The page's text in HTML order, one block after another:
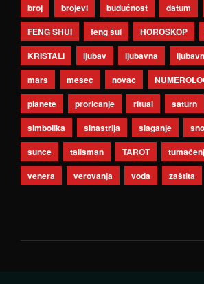
broj
brojevi budućnost datum
FENG SHUI
feng šui HOROSKOP
KRISTALI
ljubav ljubavna
mars
mesec novac
planete
proricanje ritual saturn
simbolika
sinastrija slaganje
sunce
talisman TAROT
venera
verovanja voda zaštita